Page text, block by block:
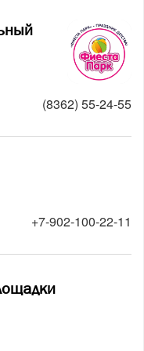
(8362) 55-24-55
+7-902-100-22-11